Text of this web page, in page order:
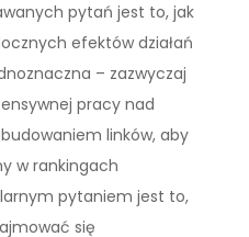
pytań jest to, jak
efektów działań
– zazwyczaj
pracy nad
linków, aby
w rankingach
pytaniem jest to,
się